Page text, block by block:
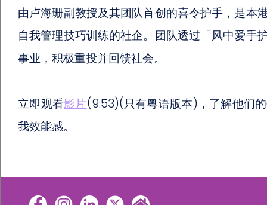
由卢海珊副教授及其团队首创的喜令护手，是本
自我管理技巧训练的社企。团队透过「风中爱手
事业，积极重投并回馈社会。
立即观看影片(9:53)(只有粤语版本)，了解他们
我效能感。